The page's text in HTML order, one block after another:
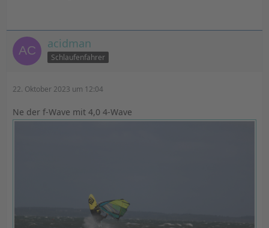
acidman
Schlaufenfahrer
22. Oktober 2023 um 12:04
Ne der f-Wave mit 4,0 4-Wave